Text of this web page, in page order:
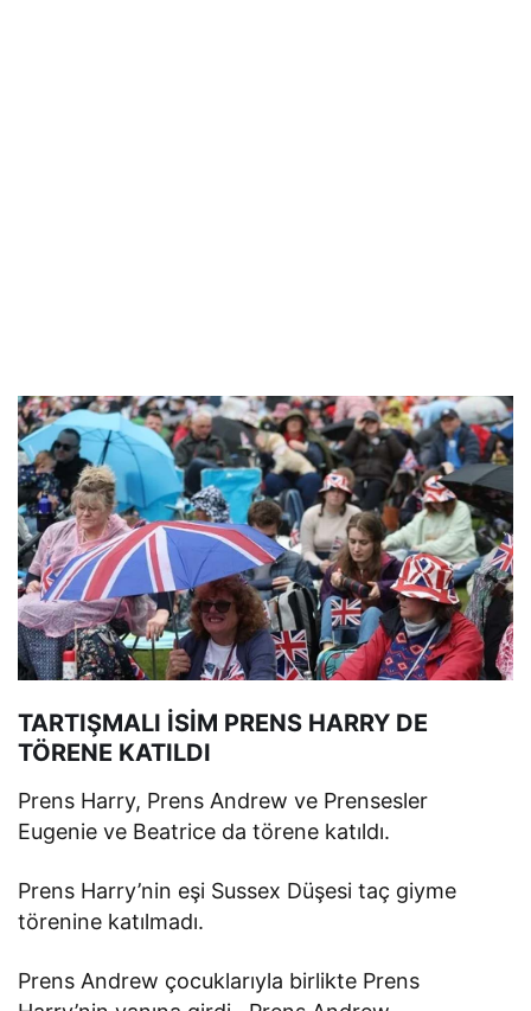
TARTIŞMALI İSİM PRENS HARRY DE
TÖRENE KATILDI
Prens Harry, Prens Andrew ve Prensesler
Eugenie ve Beatrice da törene katıldı.
Prens Harry’nin eşi Sussex Düşesi taç giyme
törenine katılmadı.
Prens Andrew çocuklarıyla birlikte Prens